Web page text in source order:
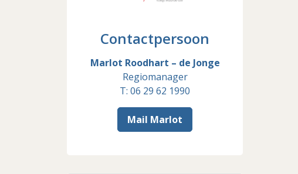
Contactpersoon
Marlot Roodhart – de Jonge
Regiomanager
T: 06 29 62 1990
Mail Marlot